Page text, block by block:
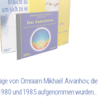
von Omraam Mikhaël Aïvanhov, die
und 1985 aufgenommen wurden...